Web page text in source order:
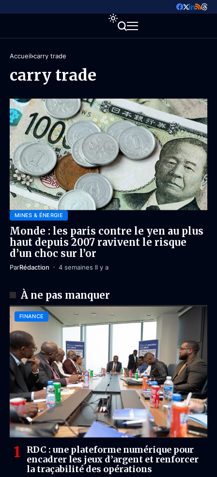
Accueil carry trade
carry trade
MINES & ÉNERGIE
Monde : les paris contre le yen au plus
haut depuis 2007 ravivent le risque
d’un choc sur l’or
ParRédaction 4 semaines Il y a
À ne pas manquer
FINANCE
RDC : une plateforme numérique pour
encadrer les jeux d’argent et renforcer
la traçabilité des opérations